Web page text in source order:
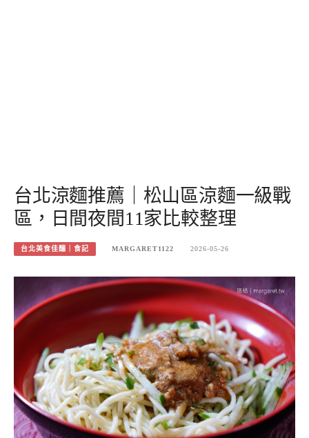
台北涼麵推薦｜松山區涼麵一級戰
區，日間夜間11家比較整理
台北美食佳釀｜食記 MARGARET1122 2026-05-26